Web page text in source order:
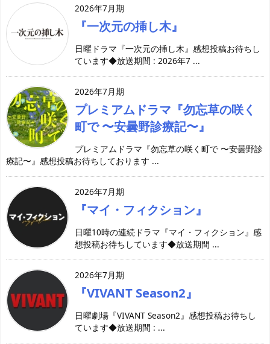
2026年7月期
『一次元の挿し木』
日曜ドラマ『一次元の挿し木』感想投稿お待ちし
ています◆放送期間 : 2026年7 ...
2026年7月期
プレミアムドラマ『勿忘草の咲く
町で 〜安曇野診療記〜』
プレミアムドラマ『勿忘草の咲く町で 〜安曇野診
療記〜』感想投稿お待ちしております ...
2026年7月期
『マイ・フィクション』
日曜10時の連続ドラマ『マイ・フィクション』感
想投稿お待ちしています◆放送期間 ...
2026年7月期
『VIVANT Season2』
日曜劇場『VIVANT Season2』感想投稿お待ちし
ています◆放送期間 : ...